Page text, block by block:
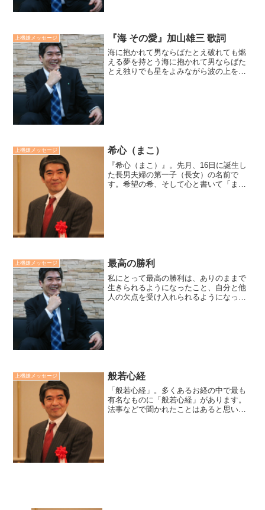
上機嫌メッセージ 『海 その愛』加山雄三 歌詞
海に抱かれて男ならばたとえ破れても燃
える夢を持とう海に抱かれて男ならばた
とえ独りでも星をよみながら波の上を行
上機嫌メッセージ 希心（まこ）
『希心（まこ）』。先月、16日に誕生し
た長男夫婦の第一子（長女）の名前で
す。希望の希、そして心と書いて「ま
上機嫌メッセージ 最高の勝利
私にとって最高の勝利は、ありのままで
生きられるようになったこと、自分と他
人の欠点を受け入れられるようになった
上機嫌メッセージ 般若心経
「般若心経」。多くあるお経の中で最も
有名なものに「般若心経」があります。
法事などで聞かれたことはあると思いま